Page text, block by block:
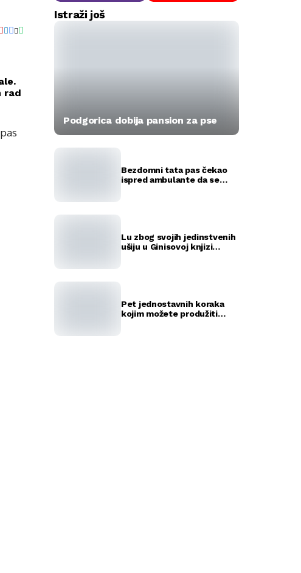
rad
Istraži još
Podgorica dobija pansion za pse
Bezdomni tata pas čekao
ispred ambulante da se
Lu zbog svojih jedinstvenih
ušiju u Ginisovoj knjizi
Pet jednostavnih koraka
kojim možete produžiti